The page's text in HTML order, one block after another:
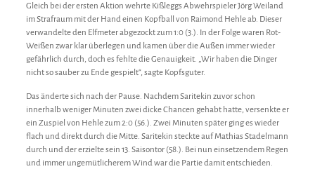
Gleich bei der ersten Aktion wehrte Kißleggs Abwehrspieler Jörg Weiland
im Strafraum mit der Hand einen Kopfball von Raimond Hehle ab. Dieser
verwandelte den Elfmeter abgezockt zum 1:0 (3.). In der Folge waren Rot-
Weißen zwar klar überlegen und kamen über die Außen immer wieder
gefährlich durch, doch es fehlte die Genauigkeit. „Wir haben die Dinger
nicht so sauber zu Ende gespielt“, sagte Kopfsguter.
Das änderte sich nach der Pause. Nachdem Saritekin zuvor schon
innerhalb weniger Minuten zwei dicke Chancen gehabt hatte, versenkte er
ein Zuspiel von Hehle zum 2:0 (56.). Zwei Minuten später ging es wieder
flach und direkt durch die Mitte. Saritekin steckte auf Mathias Stadelmann
durch und der erzielte sein 13. Saisontor (58.). Bei nun einsetzendem Regen
und immer ungemütlicherem Wind war die Partie damit entschieden.